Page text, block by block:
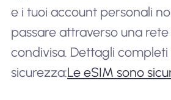
e i tuoi account personali
passare attraverso una
condivisa. Dettagli completi
sicurezza:Le eSIM sono